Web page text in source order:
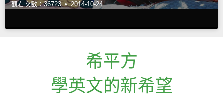
觀看次數：36723 • 2014-10-24
希平方
學英文的新希望